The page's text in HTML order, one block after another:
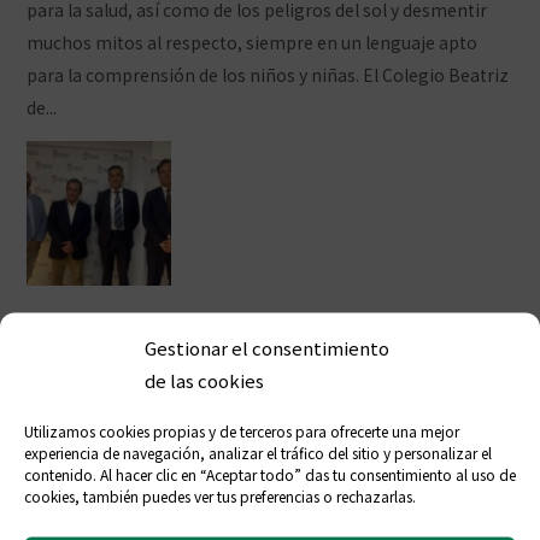
Gestionar el consentimiento
de las cookies
Utilizamos cookies propias y de terceros para ofrecerte una mejor
experiencia de navegación, analizar el tráfico del sitio y personalizar el
contenido. Al hacer clic en “Aceptar todo” das tu consentimiento al uso de
cookies, también puedes ver tus preferencias o rechazarlas.
para la salud, así como de los peligros del sol y desmentir
muchos mitos al respecto, siempre en un lenguaje apto
para la comprensión de los niños y niñas. El Colegio Beatriz
de...
El Colegio de Farmacéuticos de Ceuta
firma un convenio para lanzar planes
de pensiones de empleo
simplificados (PPES)
abril 17, 2024 6:54 pm Publicado porPrensa COFCeutaDeja